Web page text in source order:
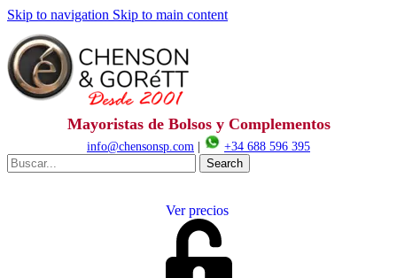
Skip to navigation Skip to main content
Mayoristas de Bolsos y Complementos
info@chensonsp.com
+34 688 596 395
Search
Ver precios